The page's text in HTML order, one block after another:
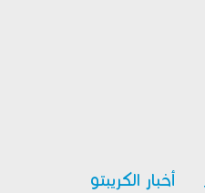
أخبار الكريبتو